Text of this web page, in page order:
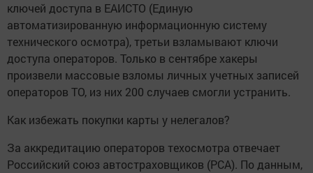
ключей доступа в ЕАИСТО (Единую
автоматизированную информационную систему
технического осмотра), третьи взламывают ключи
доступа операторов. Только в сентябре хакеры
произвели массовые взломы личных учетных записей
операторов ТО, из них 200 случаев смогли устранить.
Как избежать покупки карты у нелегалов?
За аккредитацию операторов техосмотра отвечает
Российский союз автостраховщиков (РСА). По данным,